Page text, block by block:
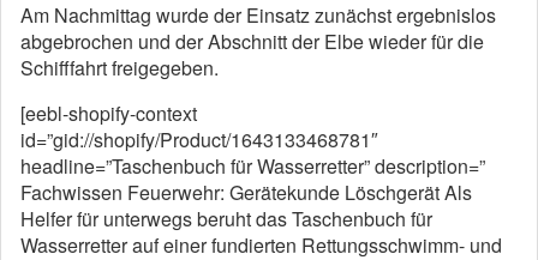
Am Nachmittag wurde der Einsatz zunächst ergebnislos
abgebrochen und der Abschnitt der Elbe wieder für die
Schifffahrt freigegeben.
[eebl-shopify-context
id=”gid://shopify/Product/1643133468781″
headline=”Taschenbuch für Wasserretter” description=”
Fachwissen Feuerwehr: Gerätekunde Löschgerät Als
Helfer für unterwegs beruht das Taschenbuch für
Wasserretter auf einer fundierten Rettungsschwimm- und